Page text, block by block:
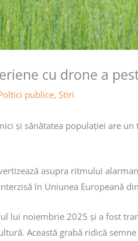
cu drone a
publice, Știri
și sănătatea populației are
asupra ritmului
în Uniunea Europeană
lui noiembrie 2025 și a fost
Această grabă ridică